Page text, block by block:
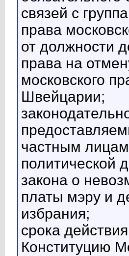
связей с
права
от должности
права на
московского
Швейцарии;
частным
политической
закона о
платы мэру и
избрания;
срока
Конституцию